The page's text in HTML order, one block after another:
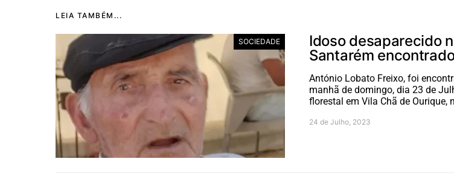
LEIA TAMBÉM...
SOCIEDADE
Idoso desaparecido
Santarém
António Lobato Freixo, foi
manhã de domingo, dia 23 de
florestal em Vila Chã de Ourique,
24 de Julho, 2023